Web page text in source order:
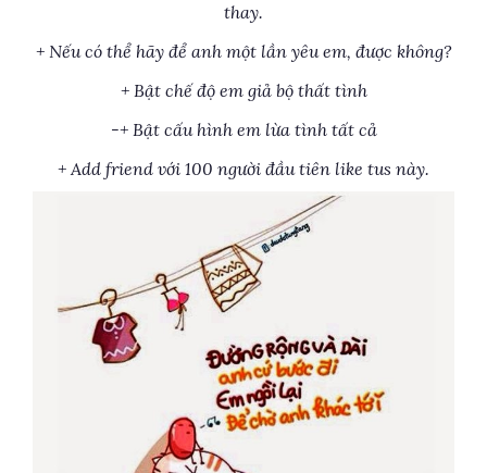
thay.
+ Nếu có thể hãy để anh một lần yêu em, được không?
+ Bật chế độ em giả bộ thất tình
-+ Bật cấu hình em lừa tình tất cả
+ Add friend với 100 người đầu tiên like tus này.